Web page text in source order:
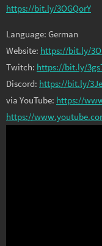
https://bit.ly/3OGQorY
Language: German
Website: https://bit.ly/
Twitch: https://bit.ly/
Discord: https://bit.ly/
via YouTube: https://
https://